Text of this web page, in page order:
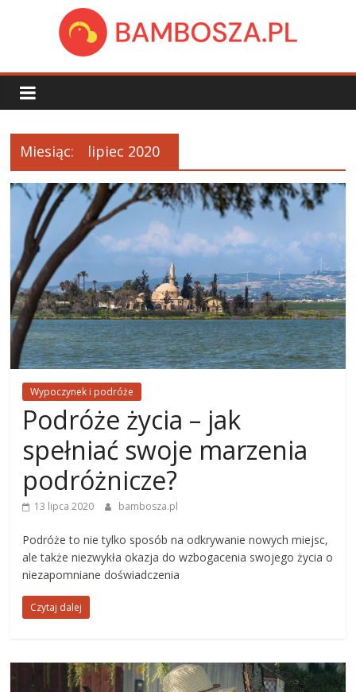
bambosza.pl
Miesiąc: lipiec 2020
Wypoczynek i podróże
Podróże życia – jak
spełniać swoje marzenia
podróżnicze?
13 lipca 2020 bambosza.pl
Podróże to nie tylko sposób na odkrywanie nowych miejsc,
ale także niezwykła okazja do wzbogacenia swojego życia o
niezapomniane doświadczenia
Czytaj dalej